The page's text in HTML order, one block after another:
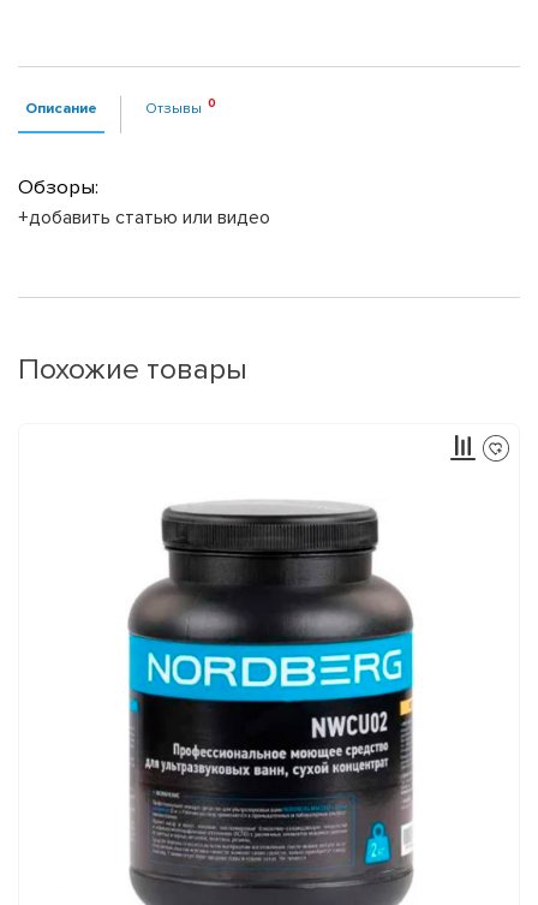
Описание Отзывы
Обзоры:
+добавить статью или видео
Похожие товары